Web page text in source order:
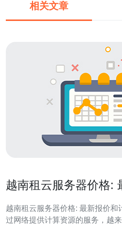
相关文章
越南租云服务器价格:
越南租云服务器价格: 最新报价和计划 云服务器是
过网络提供计算资源的服务，越